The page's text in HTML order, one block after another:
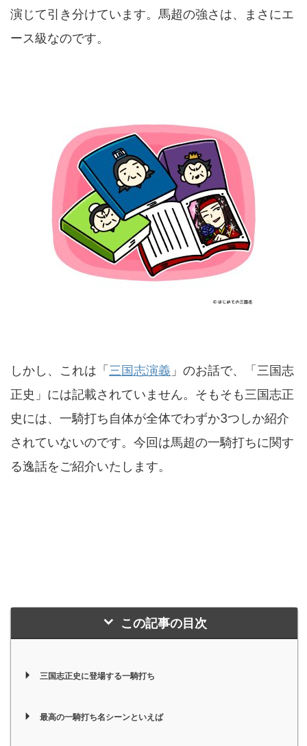
演じて引き分けています。馬超の強さは、まさにエ
ース級なのです。
しかし、これは「 三国志演義 」のお話で、「三国志
正史」には記載されていません。そもそも三国志正
史には、一騎打ち自体が全体でわずか3つしか紹介
されていないのです。今回は馬超の一騎打ちに関す
る逸話をご紹介いたします。
この記事の目次
三国志正史に登場する一騎打ち
最高の一騎打ち名シーンといえば